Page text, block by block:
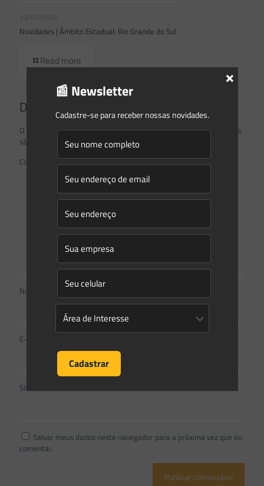
23/07/2026
Novidades | Âmbito Estadual: Rio Grande do Sul
Read more
Deixe um comentário
O seu endereço de e-mail não será publicado.Campos obrigatórios
são marcados com*
Comentário*
Nome
E-mail
Site
Salvar meus dados neste navegador para a próxima vez que eu
comentar.
📰 Newsletter
Cadastre-se para receber nossas novidades.
×